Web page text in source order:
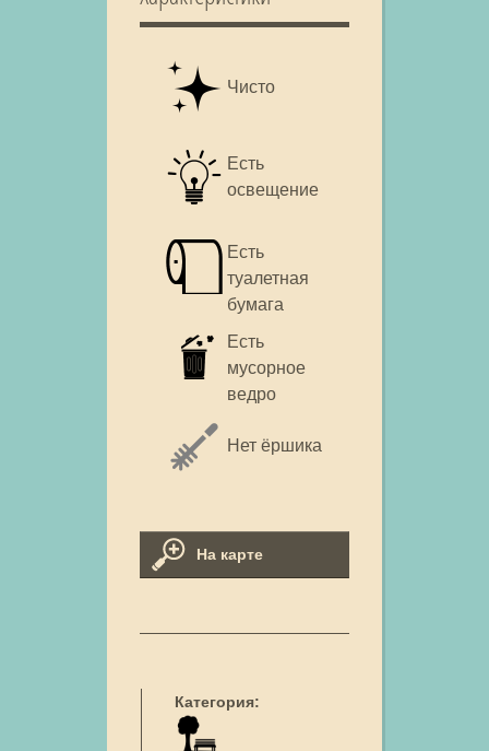
Чисто
Есть
освещение
Есть
туалетная
бумага
Есть
мусорное
ведро
Нет ёршика
На карте
Категория: